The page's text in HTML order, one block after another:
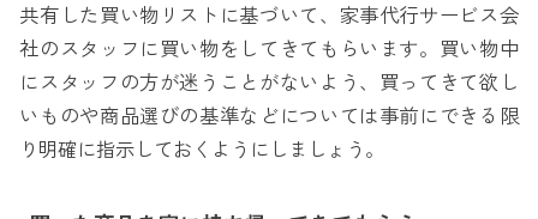
共有した買い物リストに基づいて、家事代行サービス会
社のスタッフに買い物をしてきてもらいます。買い物中
にスタッフの方が迷うことがないよう、買ってきて欲し
いものや商品選びの基準などについては事前にできる限
り明確に指示しておくようにしましょう。